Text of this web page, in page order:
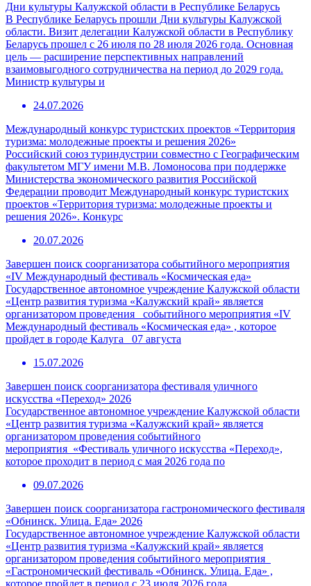
Дни культуры Калужской области в Республике Беларусь
В Республике Беларусь прошли Дни культуры Калужской
области. Визит делегации Калужской области в Республику
Беларусь прошел с 26 июля по 28 июля 2026 года. Основная
цель — расширение перспективных направлений
взаимовыгодного сотрудничества на период до 2029 года.
Министр культуры и
24.07.2026
Международный конкурс туристских проектов «Территория
туризма: молодежные проекты и решения 2026»
Российский союз туриндустрии совместно с Географическим
факультетом МГУ имени М.В. Ломоносова при поддержке
Министерства экономического развития Российской
Федерации проводит Международный конкурс туристских
проектов «Территория туризма: молодежные проекты и
решения 2026». Конкурс
20.07.2026
Завершен поиск соорганизатора событийного мероприятия
«IV Международный фестиваль «Космическая еда»
Государственное автономное учреждение Калужской области
«Центр развития туризма «Калужский край» является
организатором проведения событийного мероприятия «IV
Международный фестиваль «Космическая еда» , которое
пройдет в городе Калуга 07 августа
15.07.2026
Завершен поиск соорганизатора фестиваля уличного
искусства «Переход» 2026
Государственное автономное учреждение Калужской области
«Центр развития туризма «Калужский край» является
организатором проведения событийного
мероприятия «Фестиваль уличного искусства «Переход»,
которое проходит в период с мая 2026 года по
09.07.2026
Завершен поиск соорганизатора гастрономического фестиваля
«Обнинск. Улица. Еда» 2026
Государственное автономное учреждение Калужской области
«Центр развития туризма «Калужский край» является
организатором проведения событийного мероприятия
«Гастрономический фестиваль «Обнинск. Улица. Еда» ,
которое пройдет в период с 23 июля 2026 года